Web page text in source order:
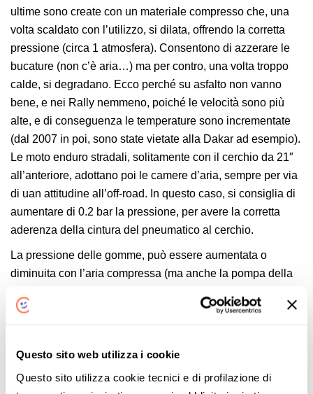
Questo sito web utilizza i cookie
Questo sito utilizza cookie tecnici e di profilazione di
ultime sono create con un materiale compresso che, una
volta scaldato con l’utilizzo, si dilata, offrendo la corretta
pressione (circa 1 atmosfera). Consentono di azzerare le
bucature (non c’è aria…) ma per contro, una volta troppo
calde, si degradano. Ecco perché su asfalto non vanno
bene, e nei Rally nemmeno, poiché le velocità sono più
alte, e di conseguenza le temperature sono incrementate
(dal 2007 in poi, sono state vietate alla Dakar ad esempio).
Le moto enduro stradali, solitamente con il cerchio da 21″
all’anteriore, adottano poi le camere d’aria, sempre per via
di uan attitudine all’off-road. In questo caso, si consiglia di
aumentare di 0.2 bar la pressione, per avere la corretta
aderenza della cintura del pneumatico al cerchio.
La pressione delle gomme, può essere aumentata o
diminuita con l’aria compressa (ma anche la pompa della
Schrader, la Presta, quella sottile per capirsi, non ce la fa),
essere sostituita ad ogni cambio pneumatici (si indurisce
con il tempo), mentre se è di quelle che si avvitano